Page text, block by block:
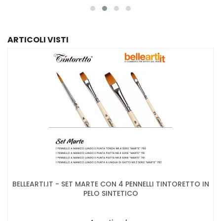
ARTICOLI VISTI
BELLEARTI.IT - SET MARTE CON 4 PENNELLI TINTORETTO IN
PELO SINTETICO